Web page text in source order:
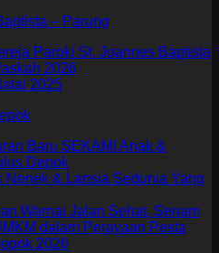
– Parung
Paroki St. Joannes Baptista
2026
2025
Baru SEKAMI Anak &
Depok
Nenek & Lansia Sedunia Yang
Warnai Jalan Sehat, Senam
dalam Perayaan Pesta
2026